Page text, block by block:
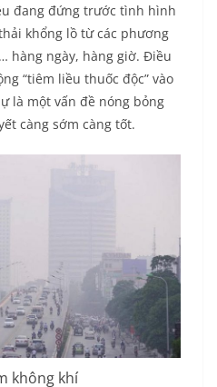
đang đứng trước tình hình
khổng lồ từ các phương
hàng ngày, hàng giờ. Điều
“tiêm liều thuốc độc” vào
là một vấn đề nóng bỏng
càng sớm càng tốt.
không khí